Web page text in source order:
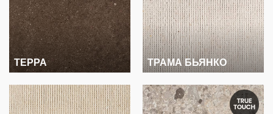
ТЕРРА ТРАМА БЬЯНКО